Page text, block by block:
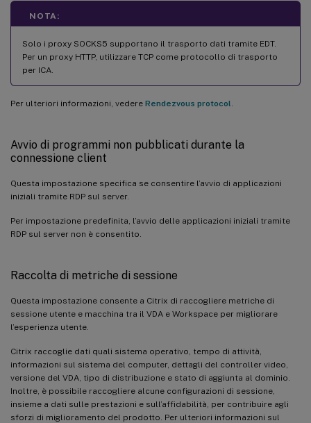
NOTA:
Solo i proxy SOCKS5 supportano il trasporto dati tramite EDT.
Per un proxy HTTP, utilizzare TCP come protocollo di trasporto
per ICA.
Per ulteriori informazioni, vedere Rendezvous protocol
Avvio di programmi non pubblicati durante la
connessione client
Questa impostazione specifica se consentire l’avvio di applicazioni
iniziali tramite RDP sul server.
Per impostazione predefinita, l’avvio delle applicazioni iniziali tramite
RDP sul server non è consentito.
Raccolta di metriche di sessione
Questa impostazione consente a Citrix di raccogliere metriche di
sessione utente e macchina tra il VDA e Workspace per migliorare
l’esperienza utente.
Citrix raccoglie dati quali sistema operativo, tempo di attività,
informazioni sul sistema del computer, dettagli del controller video,
versione del VDA, tipo di distribuzione e stato di aggiunta al dominio.
Inoltre, è possibile raccogliere alcune configurazioni di sessione,
insieme a dati sulle prestazioni e sull’affidabilità, per contribuire agli
sforzi di miglioramento del prodotto. Per ulteriori informazioni sul